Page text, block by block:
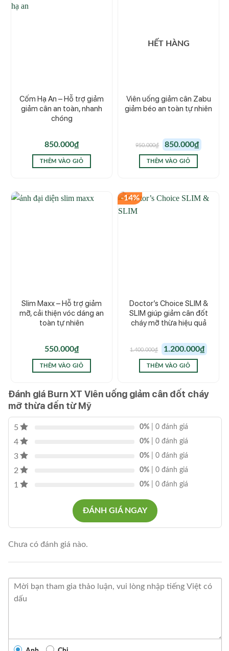
Cốm Hạ An – Hỗ trợ giảm
giảm cân an toàn, nhanh
chóng
850.000₫
THÊM VÀO GIỎ
HẾT HÀNG
Viên uống giảm cân Zabu
giảm béo an toàn tự nhiên
950.000₫
Giá
gốc
là:
950.000₫.
850.000₫ hiện
THÊM VÀO GIỎ
Slim Maxx – Hỗ trợ giảm
mỡ, cải thiện vóc dáng an
toàn tự nhiên
550.000₫
THÊM VÀO GIỎ
-14%
Doctor’s Choice SLIM &
SLIM giúp giảm cân đốt
cháy mỡ thừa hiệu quả
1.400.000₫
Giá
gốc
là:
1.400.000₫.
1.200.000₫ hiện
THÊM VÀO GIỎ
Đánh giá Burn XT Viên uống giảm cân đốt cháy
mỡ thừa đến từ Mỹ
5 0%| 0 đánh giá
4 0%| 0 đánh giá
3 0%| 0 đánh giá
2 0%| 0 đánh giá
1 0%| 0 đánh giá
ĐÁNH GIÁ NGAY
Chưa có đánh giá nào.